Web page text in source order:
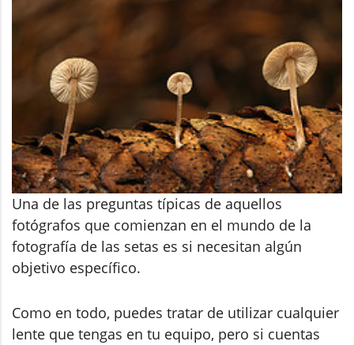
Una de las preguntas típicas de aquellos
fotógrafos que comienzan en el mundo de la
fotografía de las setas es si necesitan algún
objetivo específico.
Como en todo, puedes tratar de utilizar cualquier
lente que tengas en tu equipo, pero si cuentas